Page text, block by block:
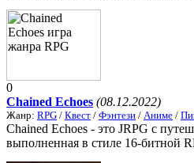
0
Chained Echoes (08.12.2022)
Жанр: RPG / Квест / Фэнтези / Аниме /
Chained Echoes - это JRPG с
выполненная в стиле 16-битной